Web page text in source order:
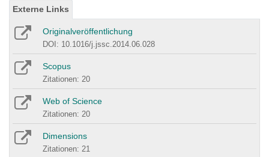
Externe Links
Originalveröffentlichung
DOI: 10.1016/j.jssc.2014.06.028
Scopus
Zitationen: 20
Web of Science
Zitationen: 20
Dimensions
Zitationen: 21